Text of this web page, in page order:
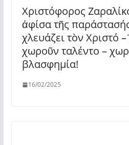
Χριστόφορος
ἀφίσα τῆς
χλευάζει τὸν Χριστό
χωροῦν ταλέντο –
βλασφημία!
16/02/2025